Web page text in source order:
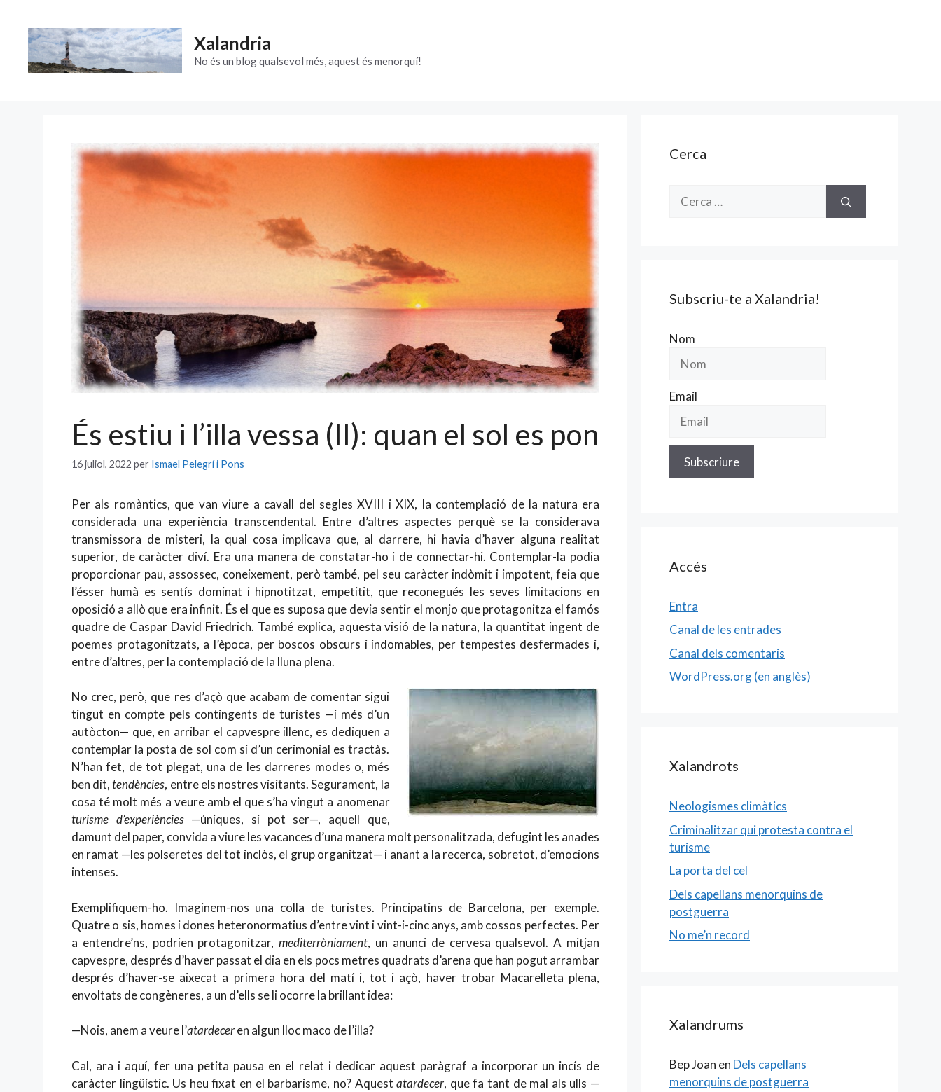
contingut
Xalandria
No és un blog qualsevol més, aquest és menorquí!
És estiu i l’illa vessa (II): quan el sol es pon
16 juliol, 2022 per Ismael Pelegrí i Pons
Per als romàntics, que van viure a cavall del segles XVIII i XIX, la contemplació de la natura era
considerada una experiència transcendental. Entre d’altres aspectes perquè se la considerava
transmissora de misteri, la qual cosa implicava que, al darrere, hi havia d’haver alguna realitat
superior, de caràcter diví. Era una manera de constatar-ho i de connectar-hi. Contemplar-la podia
proporcionar pau, assossec, coneixement, però també, pel seu caràcter indòmit i impotent, feia que
l’ésser humà es sentís dominat i hipnotitzat, empetitit, que reconegués les seves limitacions en
oposició a allò que era infinit. És el que es suposa que devia sentir el monjo que protagonitza el famós
quadre de Caspar David Friedrich. També explica, aquesta visió de la natura, la quantitat ingent de
poemes protagonitzats, a l’època, per boscos obscurs i indomables, per tempestes desfermades i,
entre d’altres, per la contemplació de la lluna plena.
No crec, però, que res d’açò que acabam de comentar sigui
tingut en compte pels contingents de turistes —i més d’un
autòcton— que, en arribar el capvespre illenc, es dediquen a
contemplar la posta de sol com si d’un cerimonial es tractàs.
N’han fet, de tot plegat, una de les darreres modes o, més
ben dit,tendències, entre els nostres visitants. Segurament, la
cosa té molt més a veure amb el que s’ha vingut a anomenar
turisme d’experiències—úniques, si pot ser—, aquell que,
damunt del paper, convida a viure les vacances d’una manera molt personalitzada, defugint les anades
en ramat —les polseretes del tot inclòs, el grup organitzat— i anant a la recerca, sobretot, d’emocions
intenses.
Exemplifiquem-ho. Imaginem-nos una colla de turistes. Principatins de Barcelona, per exemple.
Quatre o sis, homes i dones heteronormatius d’entre vint i vint-i-cinc anys, amb cossos perfectes. Per
a entendre’ns, podrien protagonitzar,mediterròniament, un anunci de cervesa qualsevol. A mitjan
capvespre, després d’haver passat el dia en els pocs metres quadrats d’arena que han pogut arrambar
després d’haver-se aixecat a primera hora del matí i, tot i açò, haver trobar Macarelleta plena,
envoltats de congèneres, a un d’ells se li ocorre la brillant idea:
—Nois, anem a veure l’atardeceren algun lloc maco de l’illa?
Cal, ara i aquí, fer una petita pausa en el relat i dedicar aquest paràgraf a incorporar un incís de
caràcter lingüístic. Us heu fixat en el barbarisme, no? Aquestatardecer, que fa tant de mal als ulls —
Cerca
Subscriu-te a Xalandria!
Nom
Email
Accés
Entra
Canal de les entrades
Canal dels comentaris
WordPress.org (en anglès)
Xalandrots
Neologismes climàtics
Criminalitzar qui protesta contra el
turisme
La porta del cel
Dels capellans menorquins de
postguerra
No me’n record
Xalandrums
Bep Joan en Dels capellans
menorquins de postguerra